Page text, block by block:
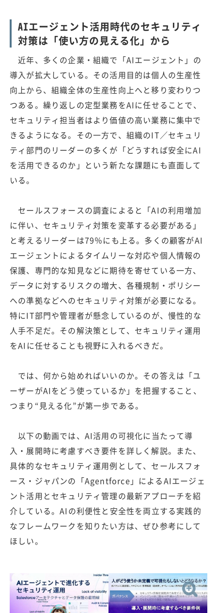
AIエージェント活用時代のセキュリティ
対策は「使い方の見える化」から
近年、多くの企業・組織で「AIエージェント」の
導入が拡大している。その活用目的は個人の生産性
向上から、組織全体の生産性向上へと移り変わりつ
つある。繰り返しの定型業務をAIに任せることで、
セキュリティ担当者はより価値の高い業務に集中で
きるようになる。その一方で、組織のIT／セキュリ
ティ部門のリーダーの多くが「どうすれば安全にAI
を活用できるのか」という新たな課題にも直面して
いる。
セールスフォースの調査によると「AIの利用増加
に伴い、セキュリティ対策を変革する必要がある」
と考えるリーダーは79％にも上る。多くの顧客がAI
エージェントによるタイムリーな対応や個人情報の
保護、専門的な知見などに期待を寄せている一方、
データに対するリスクの増大、各種規制・ポリシー
への準拠などへのセキュリティ対策が必要になる。
特にIT部門や管理者が懸念しているのが、慢性的な
人手不足だ。その解決策として、セキュリティ運用
をAIに任せることも視野に入れるべきだ。
では、何から始めればいいのか。その答えは「ユ
ーザーがAIをどう使っているか」を把握すること、
つまり“見える化”が第一歩である。
以下の動画では、AI活用の可視化に当たって導
入・展開時に考慮すべき要件を詳しく解説。また、
具体的なセキュリティ運用例として、セールスフォ
ース・ジャパンの「Agentforce」によるAIエージェ
ント活用とセキュリティ管理の最新アプローチを紹
介している。AIの利便性と安全性を両立する実践的
なフレームワークを知りたい方は、ぜひ参考にして
ほしい。